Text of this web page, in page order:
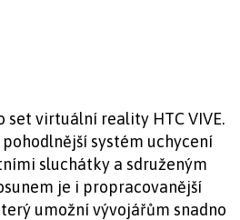
set virtuální reality HTC VIVE.
systém uchycení
sluchátky a sdruženým
je i propracovanější
umožní vývojářům snadno